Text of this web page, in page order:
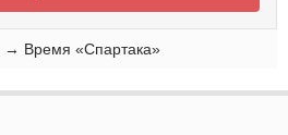
→ Время «Спартака»